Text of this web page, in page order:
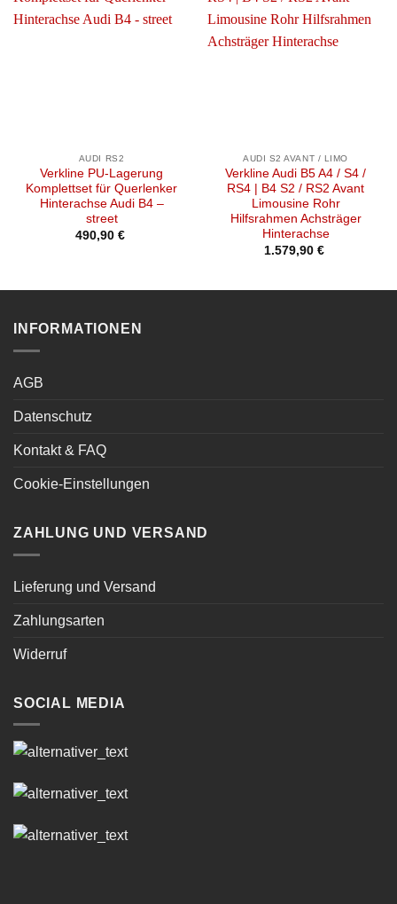
AUDI RS2
Verkline PU-Lagerung
Komplettset für Querlenker
Hinterachse Audi B4 –
street
490,90 €
AUDI S2 AVANT / LIMO
Verkline Audi B5 A4 / S4 /
RS4 | B4 S2 / RS2 Avant
Limousine Rohr
Hilfsrahmen Achsträger
Hinterachse
1.579,90 €
INFORMATIONEN
AGB
Datenschutz
Kontakt & FAQ
Cookie-Einstellungen
ZAHLUNG UND VERSAND
Lieferung und Versand
Zahlungsarten
Widerruf
SOCIAL MEDIA